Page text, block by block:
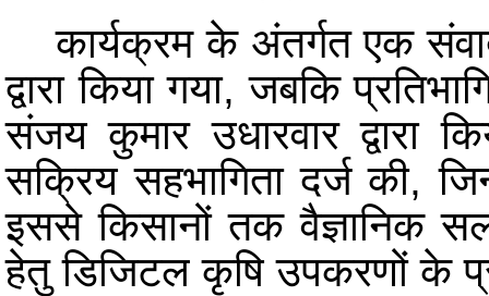
कार्यक्रम के अंतर्गत एक
द्वारा किया गया, जबकि
संजय कुमार उधारवार द्वारा
सक्रिय सहभागिता दर्ज की,
इससे किसानों तक वैज्ञानिक
हेतु डिजिटल कृषि उपकरणों के